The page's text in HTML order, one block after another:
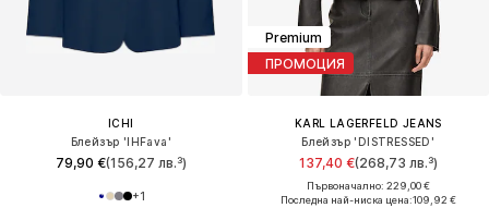
ICHI
Блейзър 'IHFava'
79,90 €(156,27 лв.³)
+1
Premium
ПРОМОЦИЯ
KARL LAGERFELD JEANS
Блейзър 'DISTRESSED'
137,40 €(268,73 лв.³)
Първоначално: 229,00 €
Последна най-ниска цена:109,92 €